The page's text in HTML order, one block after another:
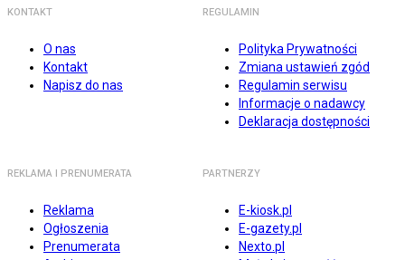
KONTAKT
O nas
Kontakt
Napisz do nas
REGULAMIN
Polityka Prywatności
Zmiana ustawień zgód
Regulamin serwisu
Informacje o nadawcy
Deklaracja dostępności
REKLAMA I PRENUMERATA
Reklama
Ogłoszenia
Prenumerata
PARTNERZY
E-kiosk.pl
E-gazety.pl
Nexto.pl